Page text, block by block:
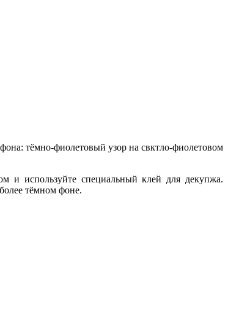
тёмно-фиолетовый узор на свктло-фиолетовом
и используйте специальный клей для декупжа.
тёмном фоне.